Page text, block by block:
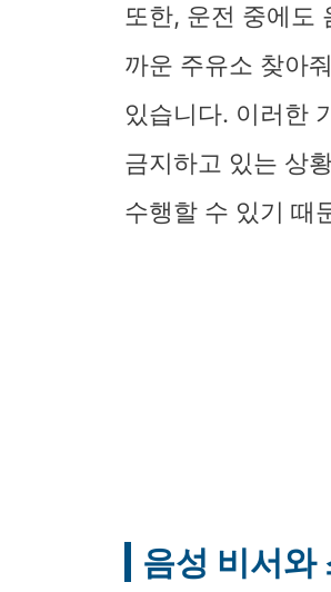
또한, 운전 중에도
까운 주유소 찾아
있습니다. 이러한
금지하고 있는 상
수행할 수 있기 때
음성 비서와